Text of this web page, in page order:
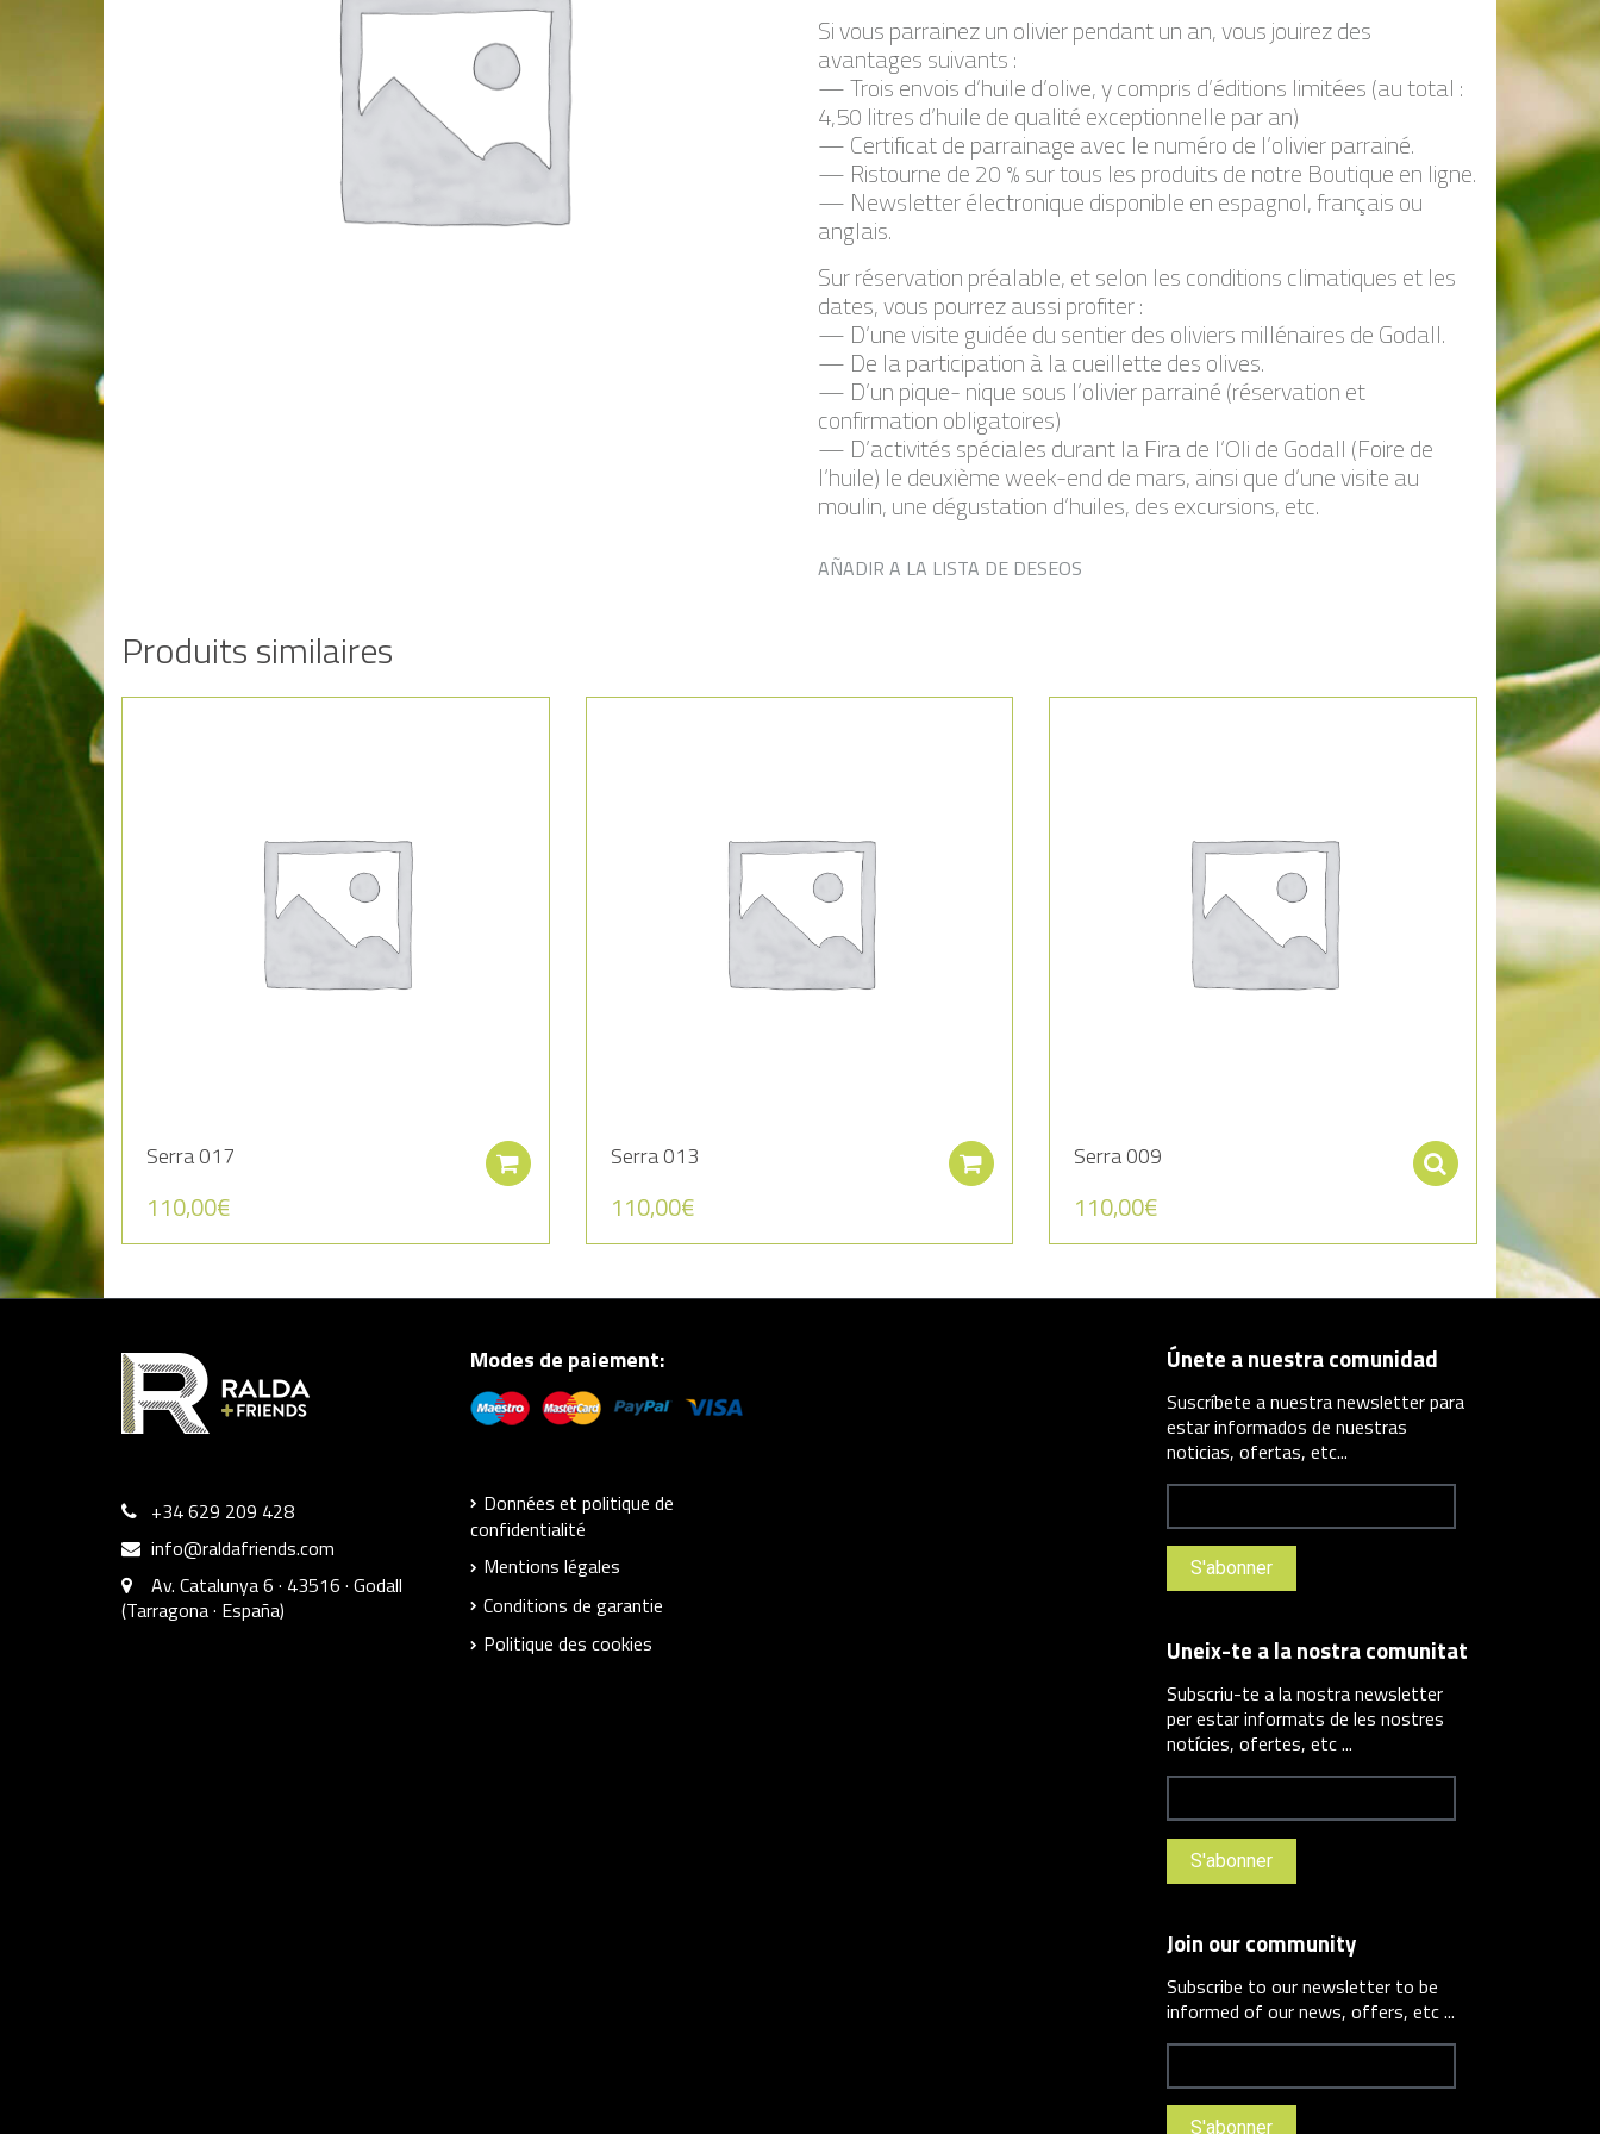
Si vous parrainez un olivier pendant un an, vous jouirez des
avantages suivants :
— Trois envois d’huile d’olive, y compris d’éditions limitées (au total :
4,50 litres d’huile de qualité exceptionnelle par an)
— Certificat de parrainage avec le numéro de l’olivier parrainé.
— Ristourne de 20 % sur tous les produits de notre Boutique en ligne.
— Newsletter électronique disponible en espagnol, français ou
anglais.
Sur réservation préalable, et selon les conditions climatiques et les
dates, vous pourrez aussi profiter :
— D’une visite guidée du sentier des oliviers millénaires de Godall.
— De la participation à la cueillette des olives.
— D’un pique- nique sous l’olivier parrainé (réservation et
confirmation obligatoires)
— D’activités spéciales durant la Fira de l’Oli de Godall (Foire de
l’huile) le deuxième week-end de mars, ainsi que d’une visite au
moulin, une dégustation d’huiles, des excursions, etc.
AÑADIR A LA LISTA DE DESEOS
Produits similaires
Serra 017
110,00€
Ajouter au panier
Serra 013
110,00€
Ajouter au panier
Serra 009
110,00€
+34 629 209 428
info@raldafriends.com
Av. Catalunya 6 · 43516 · Godall
(Tarragona · España)
Modes de paiement:
Données et politique de
confidentialité
Mentions légales
Conditions de garantie
Politique des cookies
Únete a nuestra comunidad
Suscríbete a nuestra newsletter para
estar informados de nuestras
noticias, ofertas, etc...
Uneix-te a la nostra comunitat
Subscriu-te a la nostra newsletter
per estar informats de les nostres
notícies, ofertes, etc ...
Join our community
Subscribe to our newsletter to be
informed of our news, offers, etc ...